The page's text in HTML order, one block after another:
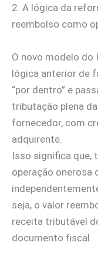
2. A lógica da
reembolso como
O novo modelo do
lógica anterior de
“por dentro” e
tributação plena
fornecedor, com
adquirente.
Isso significa que,
operação onerosa
seja, o valor
receita tributável
documento fiscal.